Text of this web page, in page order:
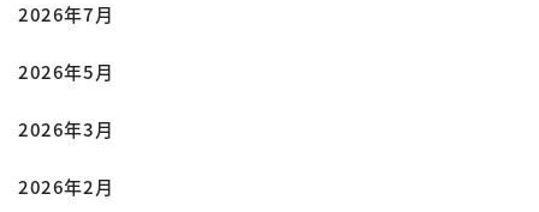
2026年7月
2026年5月
2026年3月
2026年2月